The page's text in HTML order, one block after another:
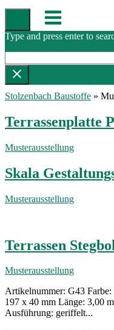
Skip
content
Menu
Type and press enter to
Stolzenbach Baustoffe »
Terrassenplatte
Musterausstellung
Skala
Musterausstellung
Terrassen
Musterausstellung
Artikelnummer: G43
197 x 40 mm Länge: 3,00
Ausführung: geriffelt...